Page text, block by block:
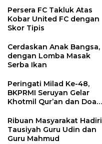
Persera FC Takluk Atas
Kobar United FC dengan
Skor Tipis
Cerdaskan Anak Bangsa,
dengan Lomba Masak
Serba Ikan
Peringati Milad Ke-48,
BKPRMI Seruyan Gelar
Khotmil Qur’an dan Doa
Ribuan Masyarakat Hadiri
Tausiyah Guru Udin dan
Guru Mahmud